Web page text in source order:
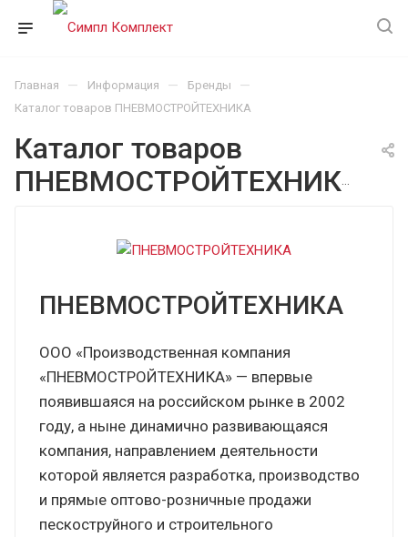
Главная — Информация — Бренды —
Каталог товаров ПНЕВМОСТРОЙТЕХНИКА
Каталог товаров
ПНЕВМОСТРОЙТЕХНИКА
ПНЕВМОСТРОЙТЕХНИКА
ООО «Производственная компания
«ПНЕВМОСТРОЙТЕХНИКА» — впервые
появившаяся на российском рынке в 2002
году, а ныне динамично развивающаяся
компания, направлением деятельности
которой является разработка, производство
и прямые оптово-розничные продажи
пескоструйного и строительного